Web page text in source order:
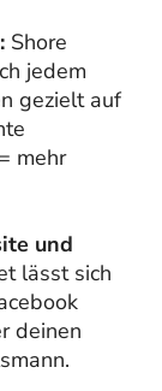
Shore
jedem
gezielt auf
mehr
und
lässt sich
deinen